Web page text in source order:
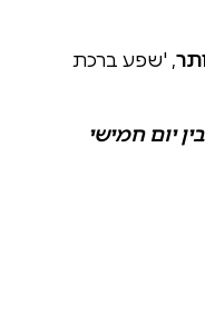
, 'שפע ברכת
בין מחיר כל המוצרים שנמכרים באותה הרשת, בין יום חמישי 5.12.2024 לבין יום חמישי